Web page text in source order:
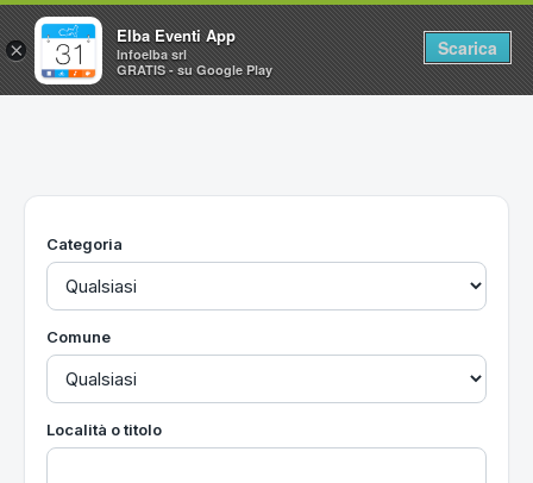
Home
Utilità
Categoria
Comune
Località o titolo
×
Elba Eventi App
Infoelba srl
GRATIS - su Google Play
Scarica